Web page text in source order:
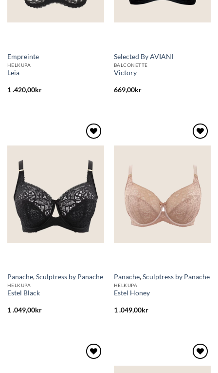
Empreinte
HELKUPA
Leia
1 .420,00kr
Selected By AVIANI
BALCONETTE
Victory
669,00kr
till i
önskelistan
Panache,Sculptress by Panache
HELKUPA
Estel Black
1 .049,00kr
Panache,Sculptress by Panache
HELKUPA
Estel Honey
1 .049,00kr